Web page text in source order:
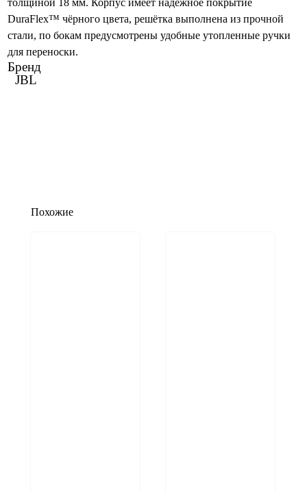
толщиной 18 мм. Корпус имеет надёжное покрытие
DuraFlex™ чёрного цвета, решётка выполнена из прочной
стали, по бокам предусмотрены удобные утопленные ручки
для переноски.
Бренд
JBL
Похожие